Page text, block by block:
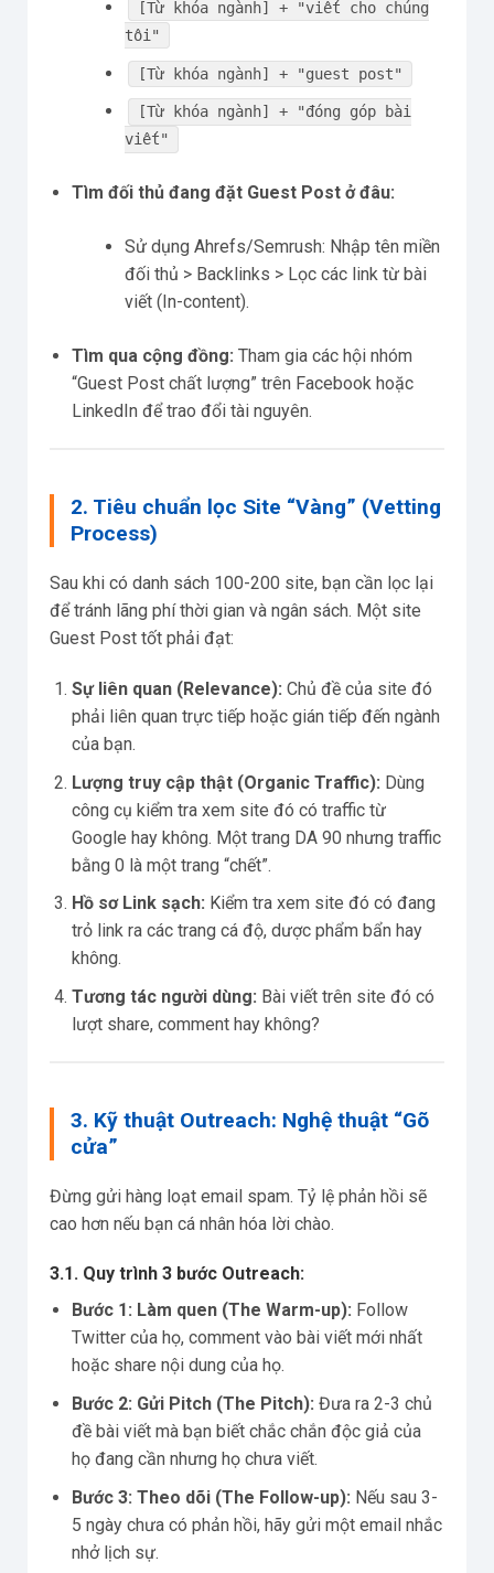
[Từ khóa ngành] + "viết cho chúng
tôi"
[Từ khóa ngành] + "guest post"
[Từ khóa ngành] + "đóng góp bài
viết"
Tìm đối thủ đang đặt Guest Post ở đâu:
Sử dụng Ahrefs/Semrush: Nhập tên miền
đối thủ > Backlinks > Lọc các link từ bài
viết (In-content).
Tìm qua cộng đồng: Tham gia các hội nhóm
“Guest Post chất lượng” trên Facebook hoặc
LinkedIn để trao đổi tài nguyên.
2. Tiêu chuẩn lọc Site “Vàng” (Vetting
Process)
Sau khi có danh sách 100-200 site, bạn cần lọc lại
để tránh lãng phí thời gian và ngân sách. Một site
Guest Post tốt phải đạt:
Sự liên quan (Relevance): Chủ đề của site đó
phải liên quan trực tiếp hoặc gián tiếp đến ngành
của bạn.
Lượng truy cập thật (Organic Traffic): Dùng
công cụ kiểm tra xem site đó có traffic từ
Google hay không. Một trang DA 90 nhưng traffic
bằng 0 là một trang “chết”.
Hồ sơ Link sạch: Kiểm tra xem site đó có đang
trỏ link ra các trang cá độ, dược phẩm bẩn hay
không.
Tương tác người dùng: Bài viết trên site đó có
lượt share, comment hay không?
3. Kỹ thuật Outreach: Nghệ thuật “Gõ
cửa”
Đừng gửi hàng loạt email spam. Tỷ lệ phản hồi sẽ
cao hơn nếu bạn cá nhân hóa lời chào.
3.1. Quy trình 3 bước Outreach:
Bước 1: Làm quen (The Warm-up): Follow
Twitter của họ, comment vào bài viết mới nhất
hoặc share nội dung của họ.
Bước 2: Gửi Pitch (The Pitch): Đưa ra 2-3 chủ
đề bài viết mà bạn biết chắc chắn độc giả của
họ đang cần nhưng họ chưa viết.
Bước 3: Theo dõi (The Follow-up): Nếu sau 3-
5 ngày chưa có phản hồi, hãy gửi một email nhắc
nhở lịch sự.